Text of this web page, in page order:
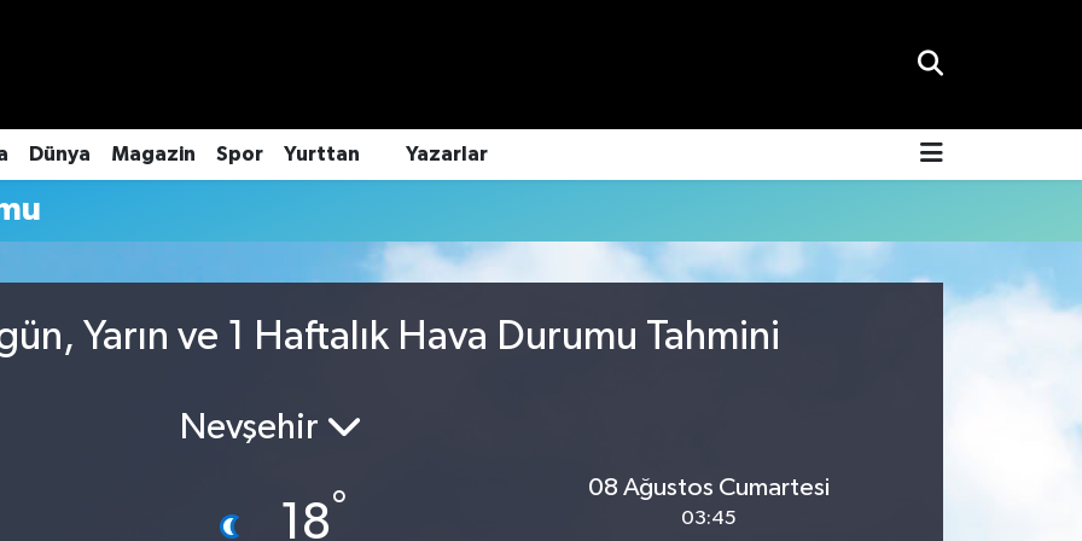
Dünya Magazin Spor Yurttan Yazarlar
Yarın ve 1 Haftalık Hava Durumu Tahmini
Nevşehir
18°
08 Ağustos Cumartesi
03:45